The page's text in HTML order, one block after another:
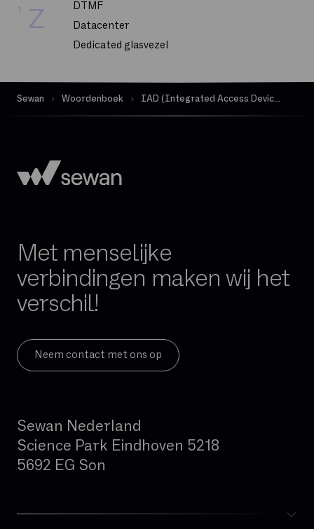
Z
1
DTMF
Datacenter
Dedicated glasvezel
Delve
Dematerialisatie
Exchange Online
Firewall per sessie
GB
Gedeelde glasvezel
Governance
Hosted telefonie
Hybride cloud
IPv4
Sewan Woordenboek IAD (Integrated Access Device)
Met menselijke
verbindingen maken wij het
verschil!
Neem contact met ons op
Sewan Nederland
Science Park Eindhoven 5218
5692 EG Son